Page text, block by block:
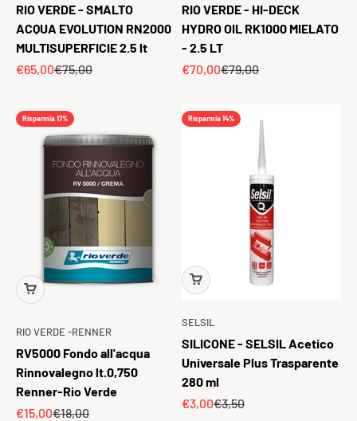
RIO VERDE - SMALTO
ACQUA EVOLUTION RN2000
MULTISUPERFICIE 2.5 lt
Prezzo scontato
€65,00Prezzo
€75,00
RIO VERDE - HI-DECK
HYDRO OIL RK1000 MIELATO
- 2.5 LT
Prezzo scontato
€70,00Prezzo
€79,00
Risparmia 17%
RIO VERDE -RENNER
RV5000 Fondo all'acqua
Rinnovalegno lt.0,750
Renner-Rio Verde
Prezzo scontato
€15,00Prezzo
€18,00
Risparmia 14%
SELSIL
SILICONE - SELSIL Acetico
Universale Plus Trasparente
280 ml
Prezzo scontato
€3,00Prezzo
€3,50